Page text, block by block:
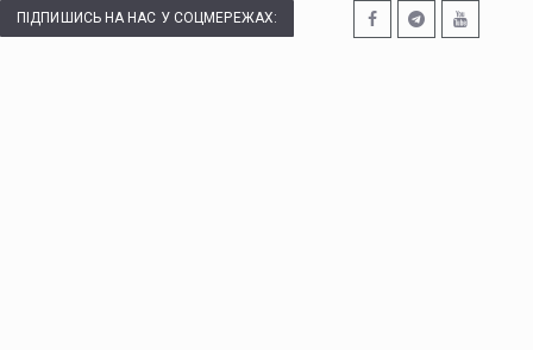
ПІДПИШИСЬ НА НАС У СОЦМЕРЕЖАХ: